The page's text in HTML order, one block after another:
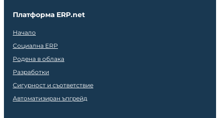
Платформа ERP.net
Начало
Социална ERP
Родена в облака
Разработки
Сигурност и съответствие
Автоматизиран ъпгрейд